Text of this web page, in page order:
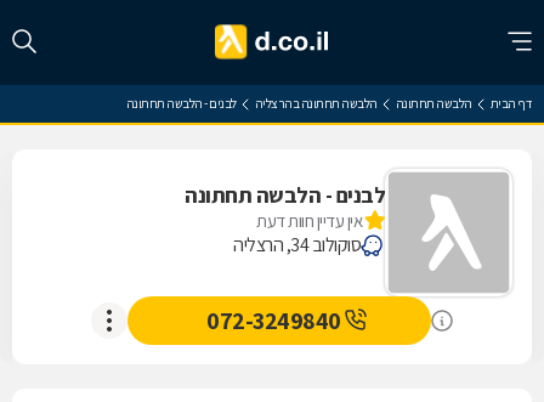
דף הבית הלבשה תחתונה הלבשה תחתונה בהרצליה לבנים - הלבשה תחתונה
לבנים - הלבשה תחתונה
אין עדיין חוות דעת
סוקולוב 34, הרצליה
072-3249840